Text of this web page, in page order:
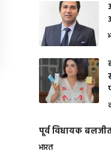
पूर्व विधायक
भारत